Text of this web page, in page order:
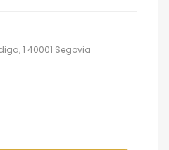
1 40001 Segovia